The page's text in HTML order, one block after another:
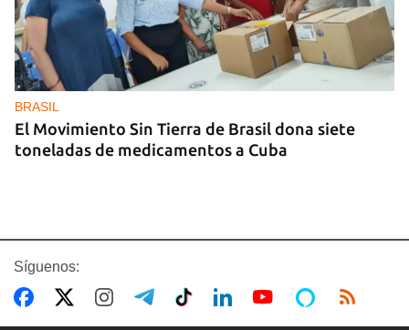
BRASIL
El Movimiento Sin Tierra de Brasil dona siete
toneladas de medicamentos a Cuba
Síguenos: